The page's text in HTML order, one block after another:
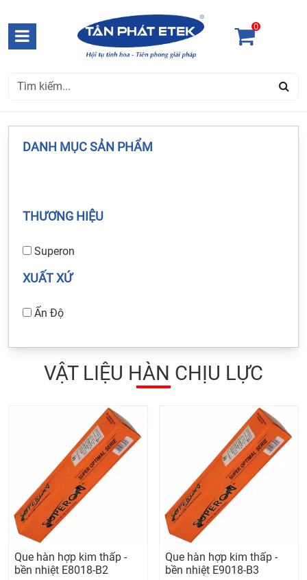
0
DANH MỤC SẢN PHẨM
THƯƠNG HIỆU
Superon
XUẤT XỨ
Ấn Độ
VẬT LIỆU HÀN CHỊU LỰC
Que hàn hợp kim thấp -
bền nhiệt E8018-B2
Que hàn hợp kim thấp -
bền nhiệt E9018-B3